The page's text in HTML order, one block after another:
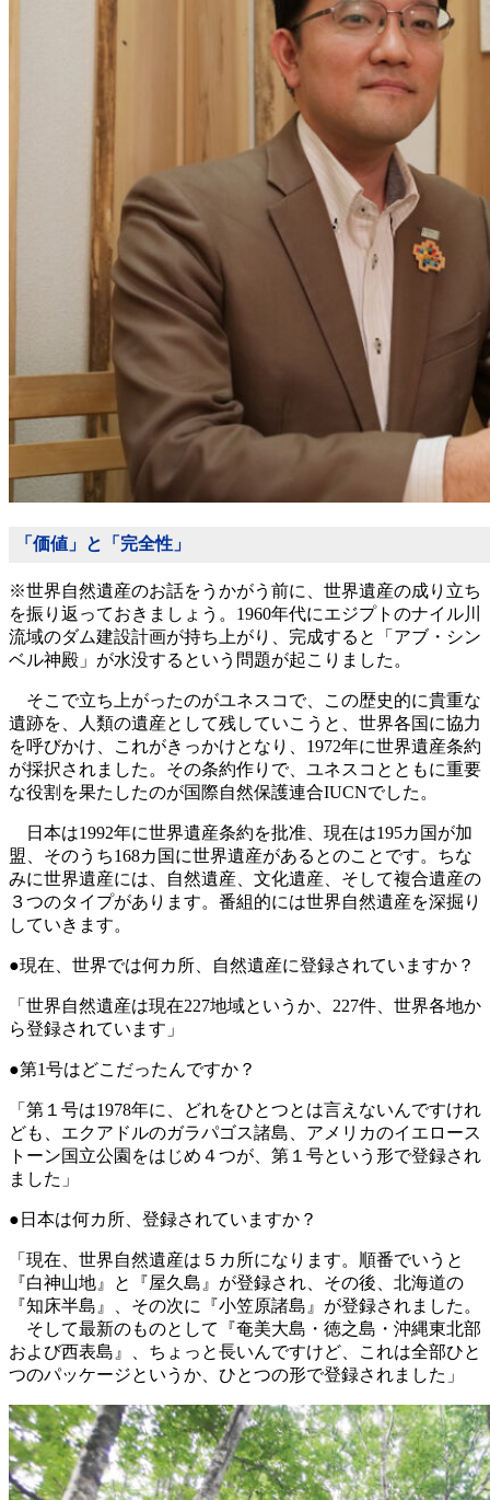
「価値」と「完全性」
※世界自然遺産のお話をうかがう前に、世界遺産の成り立ち
を振り返っておきましょう。1960年代にエジプトのナイル川
流域のダム建設計画が持ち上がり、完成すると「アブ・シン
ベル神殿」が水没するという問題が起こりました。
そこで立ち上がったのがユネスコで、この歴史的に貴重な
遺跡を、人類の遺産として残していこうと、世界各国に協力
を呼びかけ、これがきっかけとなり、1972年に世界遺産条約
が採択されました。その条約作りで、ユネスコとともに重要
な役割を果たしたのが国際自然保護連合IUCNでした。
日本は1992年に世界遺産条約を批准、現在は195カ国が加
盟、そのうち168カ国に世界遺産があるとのことです。ちな
みに世界遺産には、自然遺産、文化遺産、そして複合遺産の
３つのタイプがあります。番組的には世界自然遺産を深掘り
していきます。
●現在、世界では何カ所、自然遺産に登録されていますか？
「世界自然遺産は現在227地域というか、227件、世界各地か
ら登録されています」
●第1号はどこだったんですか？
「第１号は1978年に、どれをひとつとは言えないんですけれ
ども、エクアドルのガラパゴス諸島、アメリカのイエロース
トーン国立公園をはじめ４つが、第１号という形で登録され
ました」
●日本は何カ所、登録されていますか？
「現在、世界自然遺産は５カ所になります。順番でいうと
『白神山地』と『屋久島』が登録され、その後、北海道の
『知床半島』、その次に『小笠原諸島』が登録されました。
そして最新のものとして『奄美大島・徳之島・沖縄東北部
および西表島』、ちょっと長いんですけど、これは全部ひと
つのパッケージというか、ひとつの形で登録されました」